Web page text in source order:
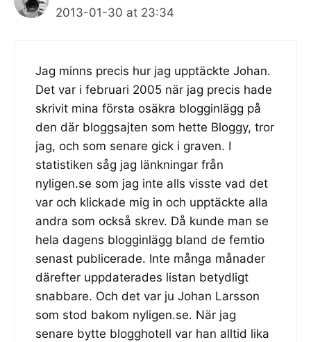
2013-01-30 at 23:34
Jag minns precis hur jag upptäckte Johan.
Det var i februari 2005 när jag precis hade
skrivit mina första osäkra blogginlägg på
den där bloggsajten som hette Bloggy, tror
jag, och som senare gick i graven. I
statistiken såg jag länkningar från
nyligen.se som jag inte alls visste vad det
var och klickade mig in och upptäckte alla
andra som också skrev. Då kunde man se
hela dagens blogginlägg bland de femtio
senast publicerade. Inte många månader
därefter uppdaterades listan betydligt
snabbare. Och det var ju Johan Larsson
som stod bakom nyligen.se. När jag
senare bytte blogghotell var han alltid lika